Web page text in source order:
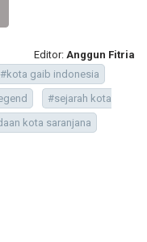
Editor: Anggun Fitria
#kota gaib indonesia
#sejarah kota
kota saranjana